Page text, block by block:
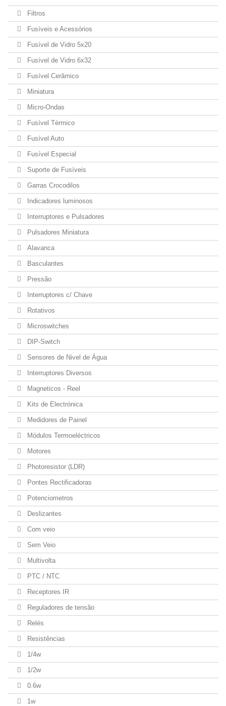
Filtros
Fusíveis e Acessórios
Fusível de Vidro 5x20
Fusível de Vidro 6x32
Fusível Cerâmico
Miniatura
Micro-Ondas
Fusível Térmico
Fusível Auto
Fusível Especial
Suporte de Fusíveis
Garras Crocodilos
Indicadores luminosos
Interruptores e Pulsadores
Pulsadores Miniatura
Alavanca
Basculantes
Pressão
Interruptores c/ Chave
Rotativos
Microswitches
DIP-Switch
Sensores de Nivel de Água
Interruptores Diversos
Magneticos - Reel
Kits de Electrónica
Medidores de Painel
Módulos Termoeléctricos
Motores
Photoresistor (LDR)
Pontes Rectificadoras
Potenciometros
Deslizantes
Com veio
Sem Veio
Multivolta
PTC / NTC
Receptores IR
Reguladores de tensão
Relés
Resistências
1/4w
1/2w
0.6w
1w